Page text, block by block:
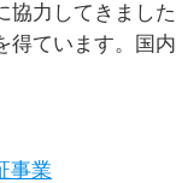
力してきまし
ています。国
事業